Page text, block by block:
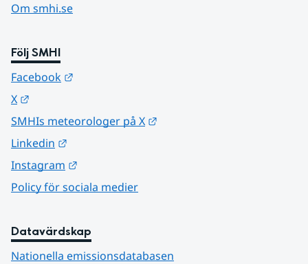
Om smhi.se
Följ SMHI
Facebook
X
SMHIs meteorologer på X
Linkedin
Instagram
Policy för sociala medier
Datavärdskap
Nationella emissionsdatabasen